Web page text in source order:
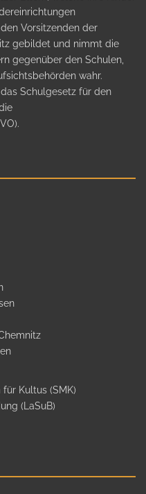
Vorsitzenden der
gebildet und nimmt die
gegenüber den Schulen,
wahr.
Schulgesetz für den
Kultus (SMK)
(LaSuB)